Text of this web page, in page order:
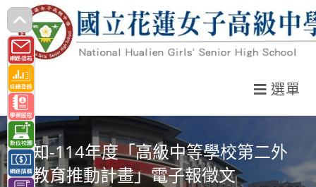
跳
轉
至
主
要
內
容
選單
轉知-114年度「高級中等學校第二外
語教育推動計畫」電子報徵文